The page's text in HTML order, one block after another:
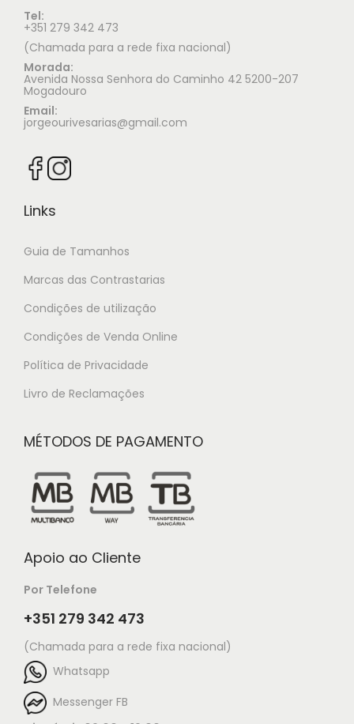
Tel:
+351 279 342 473
(Chamada para a rede fixa nacional)
Morada:
Avenida Nossa Senhora do Caminho 42 5200-207
Mogadouro
Email:
jorgeourivesarias@gmail.com
Links
Guia de Tamanhos
Marcas das Contrastarias
Condições de utilização
Condições de Venda Online
Política de Privacidade
Livro de Reclamações
MÉTODOS DE PAGAMENTO
Apoio ao Cliente
Por Telefone
+351 279 342 473
(Chamada para a rede fixa nacional)
Whatsapp
Messenger FB